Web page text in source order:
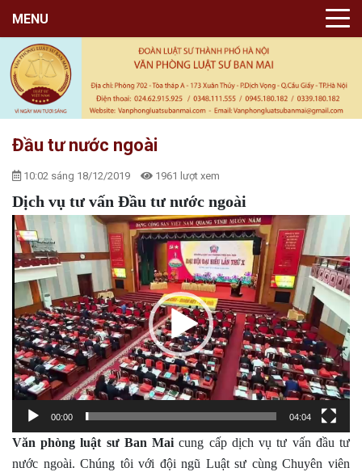
MENU
Đầu tư nước ngoài
10:02 sáng 18/12/2019 1961 lượt xem
Dịch vụ tư vấn Đầu tư nước ngoài
Trình
chơi
Video
00:00 04:04
Văn phòng luật sư Ban Mai cung cấp dịch vụ tư vấn đầu tư
nước ngoài. Chúng tôi với đội ngũ Luật sư cùng Chuyên viên